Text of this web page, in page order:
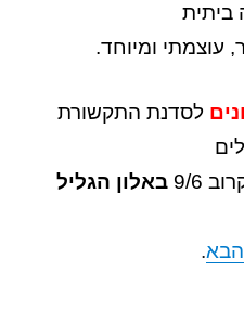
ביתית
ומיוחד.
לסדנת התקשורת
9/6
באלון הגליל
.